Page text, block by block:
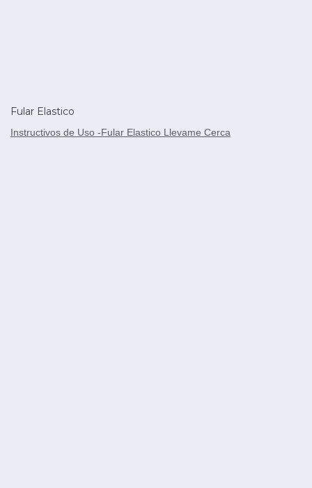
Fular Elastico
Instructivos de Uso -Fular Elastico Llevame Cerca